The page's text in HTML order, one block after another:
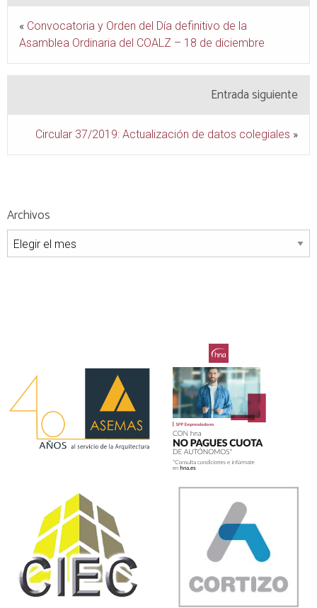
« Convocatoria y Orden del Día definitivo de la
Asamblea Ordinaria del COALZ – 18 de diciembre
Entrada siguiente
Circular 37/2019: Actualización de datos colegiales »
Archivos
Archivos